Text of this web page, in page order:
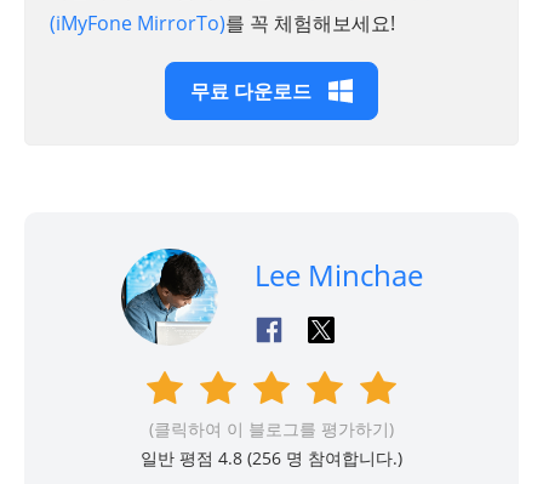
(iMyFone MirrorTo)를 꼭 체험해보세요!
무료 다운로드
Lee Minchae
(클릭하여 이 블로그를 평가하기)
일반 평점 4.8 (256 명 참여합니다.)